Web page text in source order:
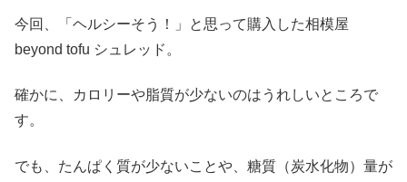
今回、「ヘルシーそう！」と思って購入した相模屋
beyond tofu シュレッド。
確かに、カロリーや脂質が少ないのはうれしいところで
す。
でも、たんぱく質が少ないことや、糖質（炭水化物）量が